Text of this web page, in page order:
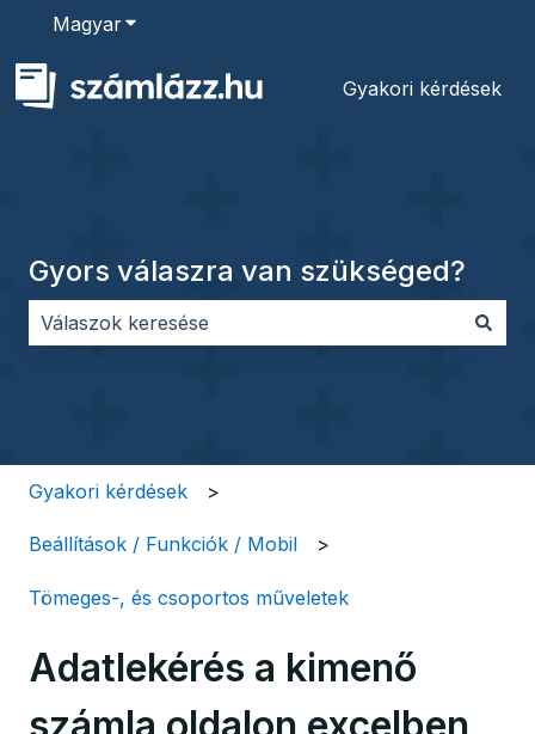
MagyarAlmenü megjelenítése fordításokhoz
Gyakori kérdések
Gyors válaszra van szükséged?
Gyakori kérdések
Beállítások / Funkciók / Mobil
Tömeges-, és csoportos műveletek
Adatlekérés a kimenő